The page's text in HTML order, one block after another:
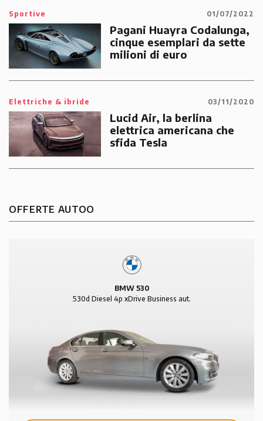
Sportive 01/07/2022
Pagani Huayra Codalunga,
cinque esemplari da sette
milioni di euro
Elettriche & ibride 03/11/2020
Lucid Air, la berlina
elettrica americana che
sfida Tesla
OFFERTE AUTOO
BMW 530
530d Diesel 4p xDrive Business aut.